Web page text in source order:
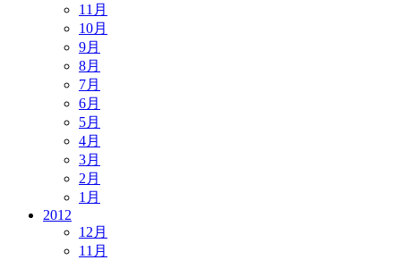
11月
10月
9月
8月
7月
6月
5月
4月
3月
2月
1月
2012
12月
11月